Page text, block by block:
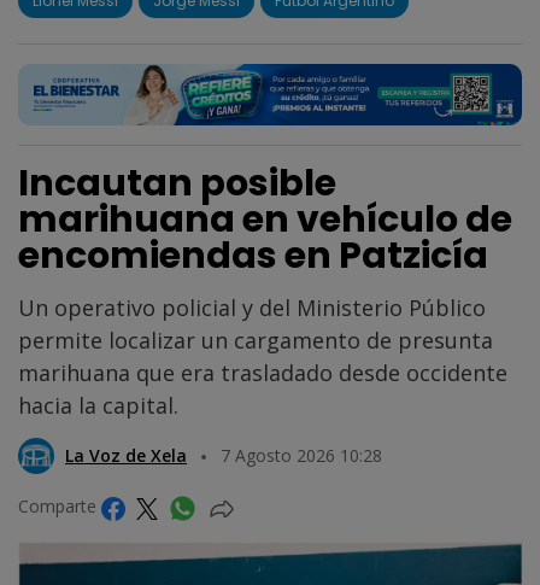
Incautan posible
marihuana en vehículo de
encomiendas en Patzicía
Un operativo policial y del Ministerio Público
permite localizar un cargamento de presunta
marihuana que era trasladado desde occidente
hacia la capital.
La Voz de Xela 7 Agosto 2026 10:28
Comparte